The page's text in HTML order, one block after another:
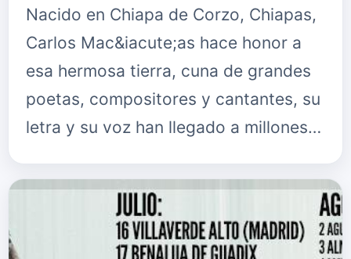
Nacido en Chiapa de Corzo, Chiapas,
Carlos Mac&iacute;as hace honor a
esa hermosa tierra, cuna de grandes
poetas, compositores y cantantes, su
letra y su voz han llegado a millones
pa&iacute;ses, cristaliz&aacute;n…